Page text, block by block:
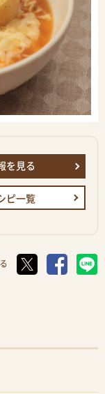
を見る
ピ一覧